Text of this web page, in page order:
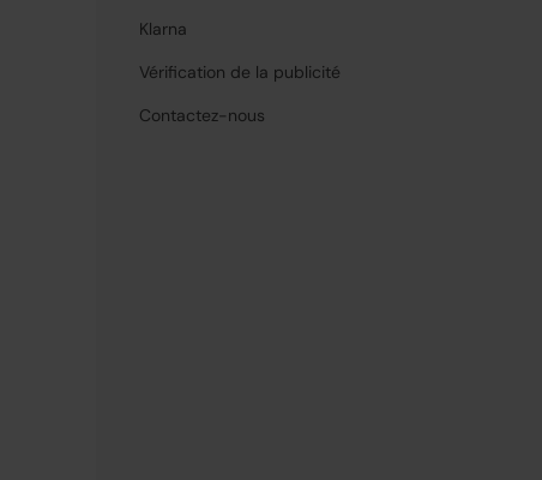
Klarna
Vérification de la publicité
Contactez-nous